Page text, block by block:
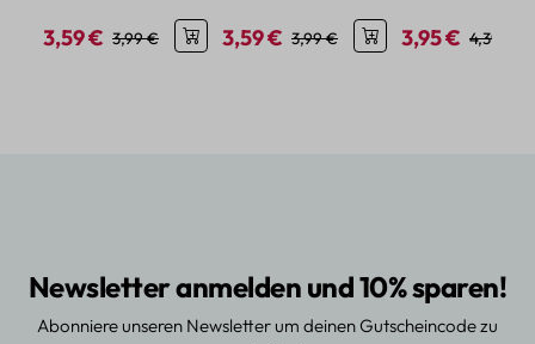
Verkaufspreis:
3,59 € Regulärer Preis:
3,99 €
Verkaufspreis:
3,59 € Regulärer Preis:
3,99 € Verkaufspreis:
3,95 € 4,39 €
Newsletter anmelden und 10% sparen!
Abonniere unseren Newsletter um deinen Gutscheincode zu